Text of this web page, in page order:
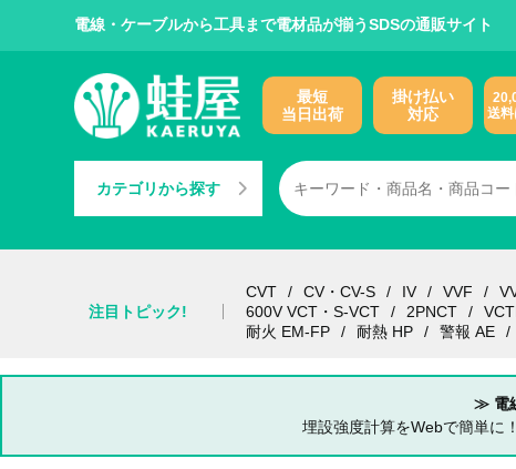
電線・ケーブルから工具まで電材品が揃うSDSの通販サイト
最短
当日出荷
掛け払い
対応
送
カテゴリから探す
注目トピック!
CVT CV・CV-S IV VVF
600V VCT・S-VCT
2PNCT
耐火 EM-FP
耐熱 HP 警報 AE
≫ 電
埋設強度計算をWebで簡単に